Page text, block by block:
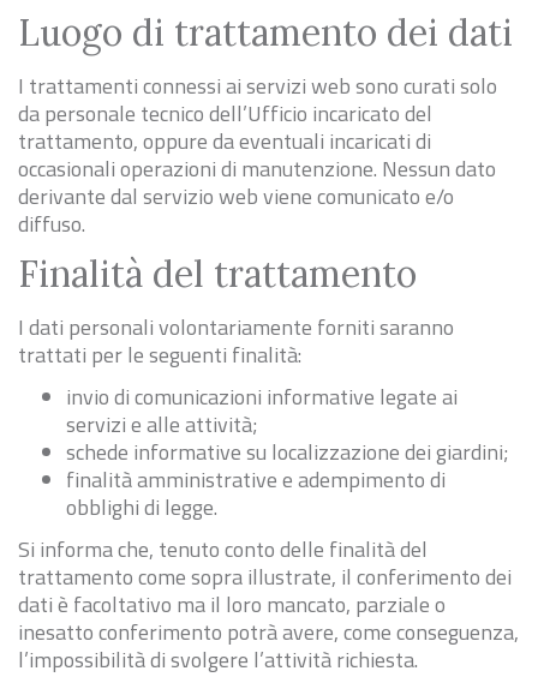
Luogo di trattamento dei dati
I trattamenti connessi ai servizi web sono curati solo
da personale tecnico dell’Ufficio incaricato del
trattamento, oppure da eventuali incaricati di
occasionali operazioni di manutenzione. Nessun dato
derivante dal servizio web viene comunicato e/o
diffuso.
Finalità del trattamento
I dati personali volontariamente forniti saranno
trattati per le seguenti finalità:
invio di comunicazioni informative legate ai
servizi e alle attività;
schede informative su localizzazione dei giardini;
finalità amministrative e adempimento di
obblighi di legge.
Si informa che, tenuto conto delle finalità del
trattamento come sopra illustrate, il conferimento dei
dati è facoltativo ma il loro mancato, parziale o
inesatto conferimento potrà avere, come conseguenza,
l’impossibilità di svolgere l’attività richiesta.